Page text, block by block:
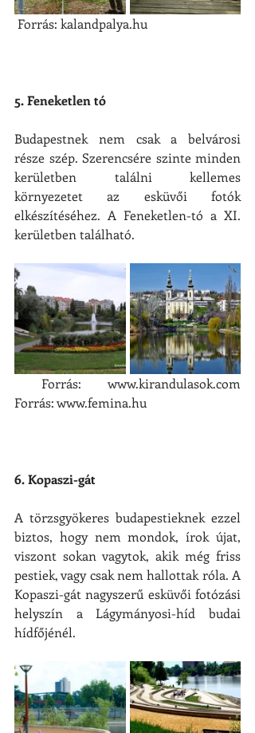
Forrás: kalandpalya.hu
5. Feneketlen tó
Budapestnek nem csak a belvárosi
része szép. Szerencsére szinte minden
kerületben találni kellemes
környezetet az esküvői fotók
elkészítéséhez. A Feneketlen-tó a XI.
kerületben található.
Forrás: www.femina.hu
6. Kopaszi-gát
A törzsgyökeres budapestieknek ezzel
biztos, hogy nem mondok, írok újat,
viszont sokan vagytok, akik még friss
pestiek, vagy csak nem hallottak róla. A
Kopaszi-gát nagyszerű esküvői fotózási
helyszín a Lágymányosi-híd budai
hídfőjénél.